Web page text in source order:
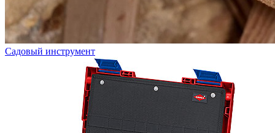
Садовый инструмент